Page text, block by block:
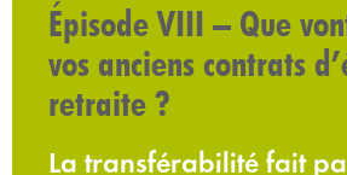
Épisode VIII – Que
vos anciens contrats
retraite ?
La transférabilité fait